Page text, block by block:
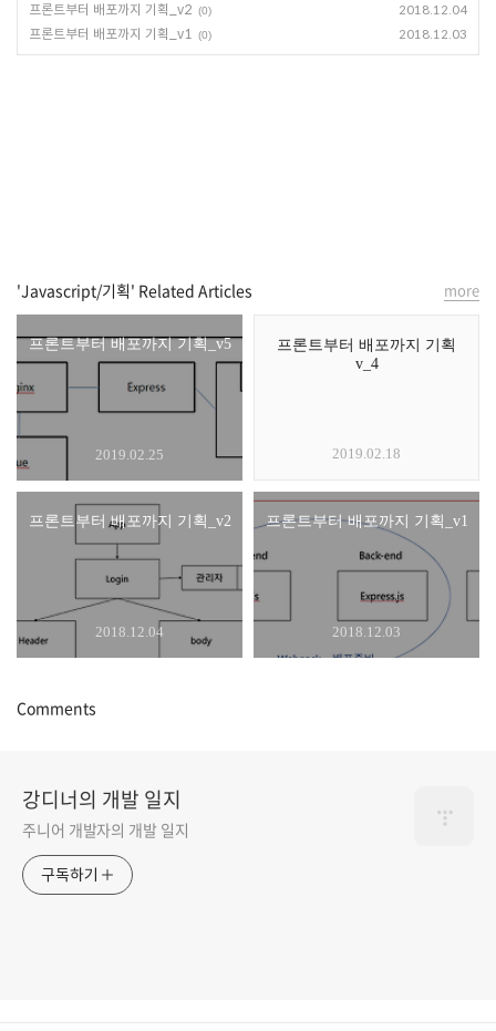
프론트부터 배포까지 기획_v2 (0) 2018.12.04
프론트부터 배포까지 기획_v1 (0) 2018.12.03
'Javascript/기획' Related Articles
프론트부터 배포까지 기획_v5
2019.02.25
프론트부터 배포까지 기획
v_4
2019.02.18
프론트부터 배포까지 기획_v2
2018.12.04
프론트부터 배포까지 기획_v1
2018.12.03
more
Comments
강디너의 개발 일지
주니어 개발자의 개발 일지
구독하기